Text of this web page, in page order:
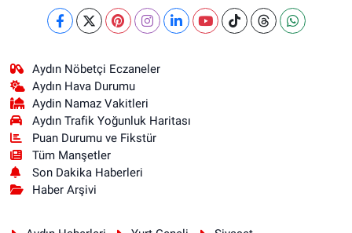
Aydın Nöbetçi Eczaneler
Aydın Hava Durumu
Aydin Namaz Vakitleri
Aydın Trafik Yoğunluk Haritası
Puan Durumu ve Fikstür
Tüm Manşetler
Son Dakika Haberleri
Haber Arşivi